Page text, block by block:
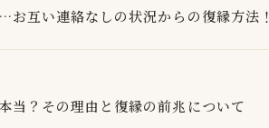
互い連絡なしの状況からの復縁方法！
当？その理由と復縁の前兆について